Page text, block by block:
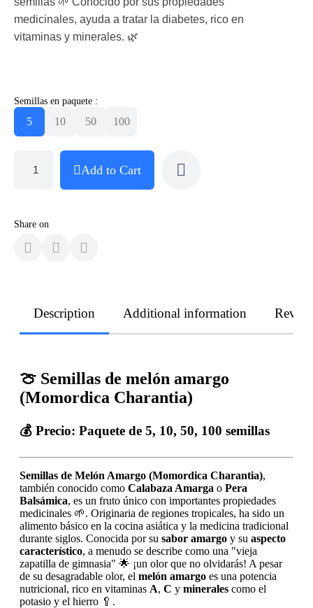
medicinales, ayuda a tratar la diabetes, rico en
vitaminas y minerales. 🌿
Semillas en paquete :
5 10 50 100
Add to Cart
Share on
Description Additional information
🍈 Semillas de melón amargo
(Momordica Charantia)
💰 Precio: Paquete de 5, 10, 50, 100 semillas
Semillas de Melón Amargo (Momordica Charantia),
también conocido como Calabaza Amarga o Pera
Balsámica, es un fruto único con importantes propiedades
medicinales 🌱. Originaria de regiones tropicales, ha sido un
alimento básico en la cocina asiática y la medicina tradicional
durante siglos. Conocida por su sabor amargo y su aspecto
característico, a menudo se describe como una "vieja
zapatilla de gimnasia" 🌟 ¡un olor que no olvidarás! A pesar
de su desagradable olor, el melón amargo es una potencia
nutricional, rico en vitaminas A, C y minerales como el
potasio y el hierro 🥄.